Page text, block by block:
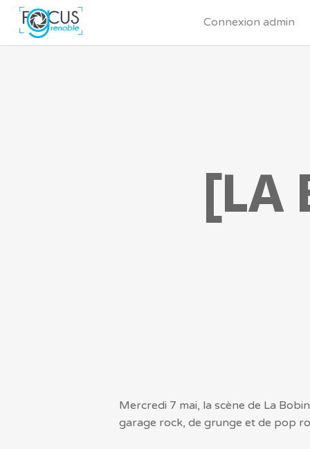
Connexion admin
[LA
Mercredi 7 mai, la scène de La
garage rock, de grunge et de pop